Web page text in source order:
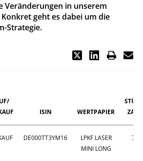
Veränderungen in unserem
geht es dabei um die
Strategie.
ISIN WERTPAPIER
ZAHL
DE000TT3YM16
LPKF LASER
MINI LONG
76